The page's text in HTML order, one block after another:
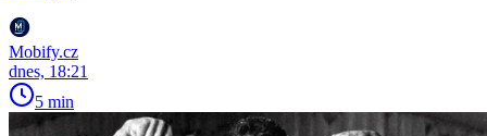
Mobify.cz
dnes, 18:21
5 min